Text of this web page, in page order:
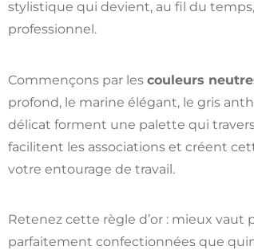
stylistique qui devient, au fil du
professionnel.
Commençons par les couleurs
profond, le marine élégant, le gris
délicat forment une palette qui
facilitent les associations et créent
votre entourage de travail.
Retenez cette règle d’or : mieux
parfaitement confectionnées que